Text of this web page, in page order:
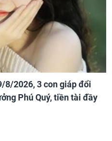
8/2026, 3 con giáp đổi
Phú Quý, tiền tài đầy